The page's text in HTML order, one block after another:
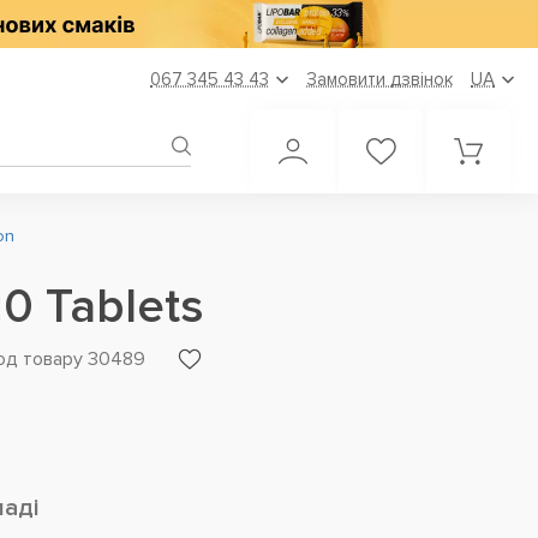
067 345 43 43 Замовити дзвінок UA
Tablets
товару 30489